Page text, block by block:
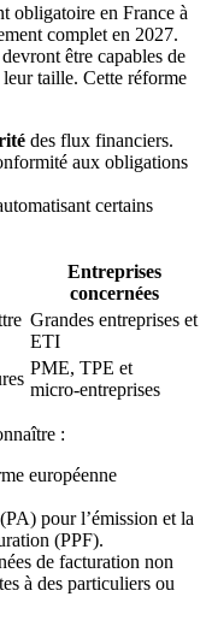
obligatoire en France à
complet en 2027.
être capables de
leur taille. Cette réforme
des flux financiers.
aux obligations
certains
Entreprises
concernées
Grandes entreprises et
ETI
PME, TPE et
micro‑entreprises
:
européenne
pour l’émission et la
(PPF).
de facturation non
à des particuliers ou